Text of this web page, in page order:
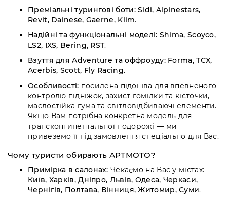
Преміальні турингові боти: Sidi, Alpinestars,
Revit, Dainese, Gaerne, Klim.
Надійні та функціональні моделі: Shima, Scoyco,
LS2, IXS, Bering, RST.
Взуття для Adventure та оффроуду: Forma, TCX,
Acerbis, Scott, Fly Racing.
Особливості: посилена підошва для впевненого
контролю підніжок, захист гомілки та кісточки,
маслостійка гума та світловідбиваючі елементи.
Якщо Вам потрібна конкретна модель для
трансконтинентальної подорожі — ми
привеземо її під замовлення спеціально для Вас.
Чому туристи обирають АРТМОТО?
Примірка в салонах: Чекаємо на Вас у містах:
Київ, Харків, Дніпро, Львів, Одеса, Черкаси,
Чернігів, Полтава, Вінниця, Житомир, Суми.